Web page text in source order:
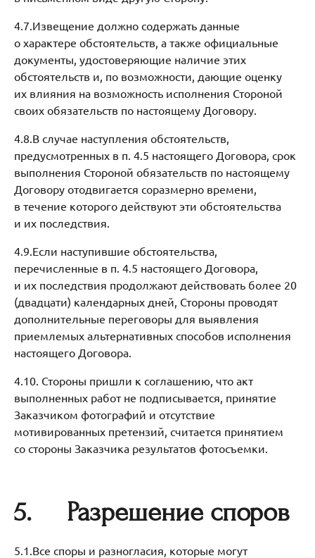
4.7.Извещение должно содержать данные
о характере обстоятельств, а также официальные
документы, удостоверяющие наличие этих
обстоятельств и, по возможности, дающие оценку
их влияния на возможность исполнения Стороной
своих обязательств по настоящему Договору.
4.8.В случае наступления обстоятельств,
предусмотренных в п. 4.5 настоящего Договора, срок
выполнения Стороной обязательств по настоящему
Договору отодвигается соразмерно времени,
в течение которого действуют эти обстоятельства
и их последствия.
4.9.Если наступившие обстоятельства,
перечисленные в п. 4.5 настоящего Договора,
и их последствия продолжают действовать более 20
(двадцати) календарных дней, Стороны проводят
дополнительные переговоры для выявления
приемлемых альтернативных способов исполнения
настоящего Договора.
4.10. Стороны пришли к соглашению, что акт
выполненных работ не подписывается, принятие
Заказчиком фотографий и отсутствие
мотивированных претензий, считается принятием
со стороны Заказчика результатов фотосъемки.
5. Разрешение споров
5.1.Все споры и разногласия, которые могут